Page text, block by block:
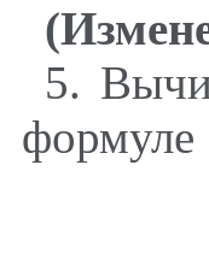
5.
формуле